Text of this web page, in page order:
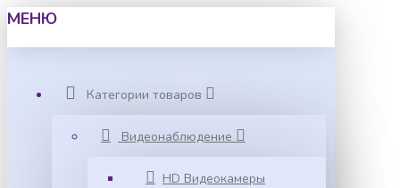
МЕНЮ
Категории товаров
Видеонаблюдение
HD Видеокамеры